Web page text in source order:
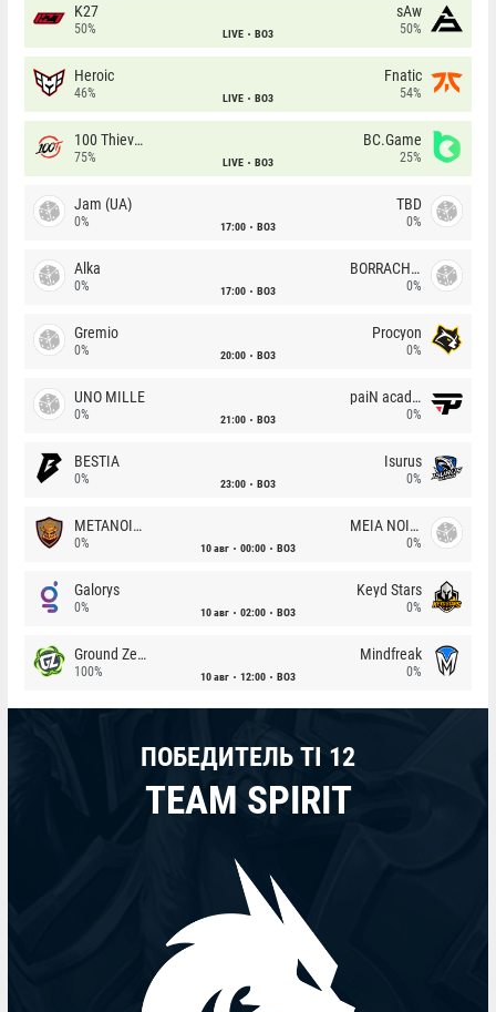
K27
50% LIVE BO3
sAw
50%
Heroic
46% LIVE BO3
Fnatic
54%
100 Thieves
75% LIVE BO3
BC.Game
25%
Jam (UA)
0% 17:00 BO3
TBD
0%
Alka
0% 17:00 BO3
BORRACHEIROS
0%
Gremio
0% 20:00 BO3
Procyon
0%
UNO MILLE
0% 21:00 BO3
paiN academy
0%
BESTIA
0% 23:00 BO3
Isurus
0%
METANOIA Wolves
0% 10 авг 00:00 BO3
MEIA NOITE
0%
Galorys
0% 10 авг 02:00 BO3
Keyd Stars
0%
Ground Zero
100% 10 авг 12:00 BO3
Mindfreak
0%
ПОБЕДИТЕЛЬ TI 12
TEAM SPIRIT